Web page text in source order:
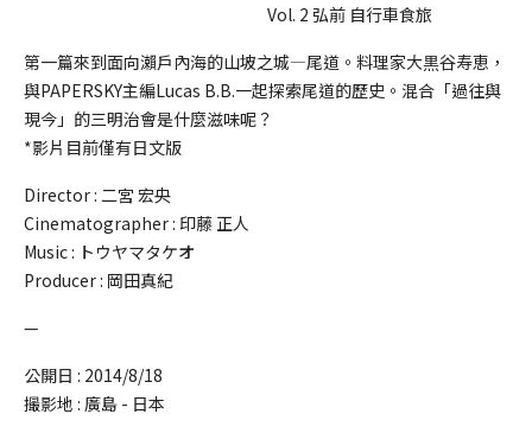
Vol. 2 弘前 自行車食旅
第一篇來到面向瀨戶內海的山坡之城—尾道。料理家大黒谷寿恵，
與PAPERSKY主編Lucas B.B.一起探索尾道的歷史。混合「過往與
現今」的三明治會是什麼滋味呢？
*影片目前僅有日文版
Director : 二宮 宏央
Cinematographer : 印藤 正人
Music : トウヤマタケオ
Producer : 岡田真紀
—
公開日 : 2014/8/18
撮影地 : 廣島 - 日本